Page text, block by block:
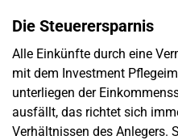
Die Steuerersparnis
Alle Einkünfte durch eine
mit dem Investment
unterliegen der
ausfällt, das richtet sich
Verhältnissen des Anlegers.